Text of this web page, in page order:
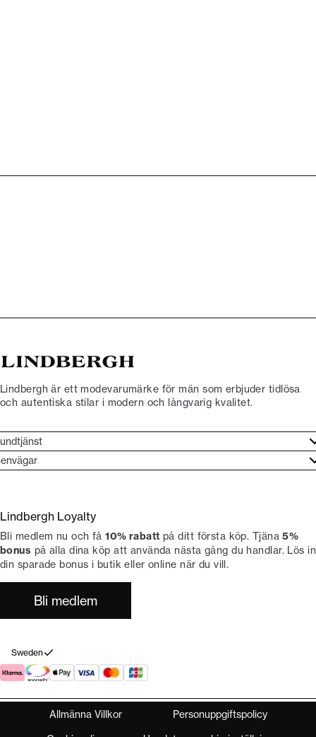
Lindbergh är ett modevarumärke för män som erbjuder tidlösa
och autentiska stilar i modern och långvarig kvalitet.
köp
Lindbergh-ambassadör
Lindbergh Loyalty
Bli medlem nu och få10% rabatt på ditt första köp. Tjäna5%
bonus på alla dina köp att använda nästa gång du handlar. Lös in
din sparade bonus i butik eller online när du vill.
Bli medlem
Sweden
Allmänna Villkor Personuppgiftspolicy